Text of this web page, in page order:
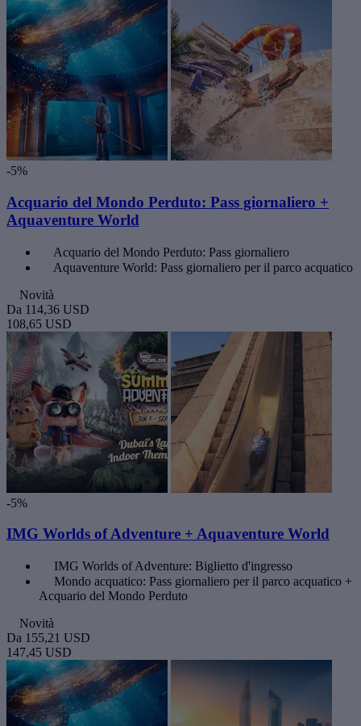
-5%
Acquario del Mondo Perduto: Pass giornaliero +
Aquaventure World
Acquario del Mondo Perduto: Pass giornaliero
Aquaventure World: Pass giornaliero per il parco acquatico
Novità
Da 114,36 USD
108,65 USD
-5%
IMG Worlds of Adventure + Aquaventure World
IMG Worlds of Adventure: Biglietto d'ingresso
Mondo acquatico: Pass giornaliero per il parco acquatico +
Acquario del Mondo Perduto
Novità
Da 155,21 USD
147,45 USD